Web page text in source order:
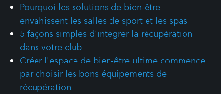
Pourquoi les solutions de bien-être
envahissent les salles de sport et les spas
5 façons simples d'intégrer la récupération
dans votre club
Créer l'espace de bien-être ultime commence
par choisir les bons équipements de
récupération